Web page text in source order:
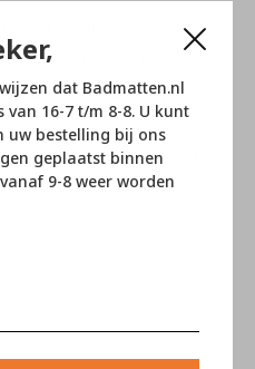
dat Badmatten.nl
van 16-7 t/m 8-8. U kunt
uw bestelling bij ons
geplaatst binnen
9-8 weer worden
haken en klemmen
mee op te
kunt u vanzelfsprekend